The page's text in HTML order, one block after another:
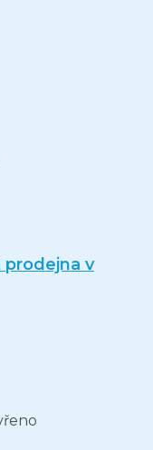
prodejna v